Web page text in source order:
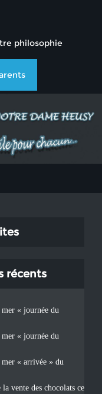
philosophie
récents
mer « journée du
mer « journée du
mer « arrivée » du
vente des chocolats ce